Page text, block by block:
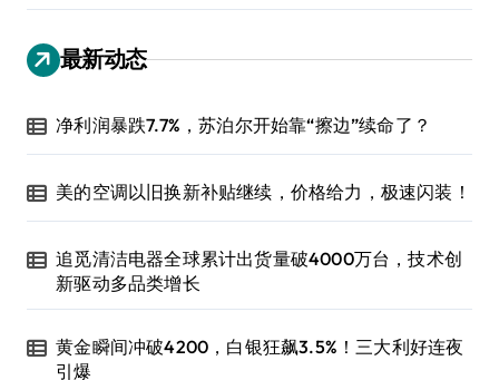
最新动态
净利润暴跌7.7%，苏泊尔开始靠“擦边”续命了？
美的空调以旧换新补贴继续，价格给力，极速闪装！
追觅清洁电器全球累计出货量破4000万台，技术创
新驱动多品类增长
黄金瞬间冲破4200，白银狂飙3.5%！三大利好连夜
引爆